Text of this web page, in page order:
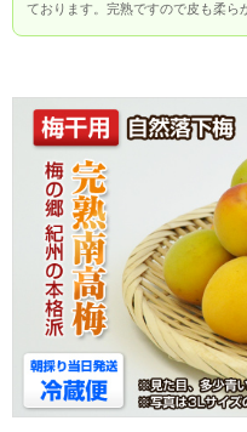
ております。完熟ですので皮も柔ら